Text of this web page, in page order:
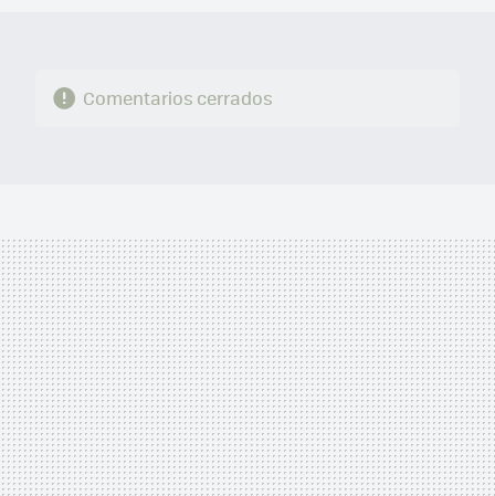
Comentarios cerrados